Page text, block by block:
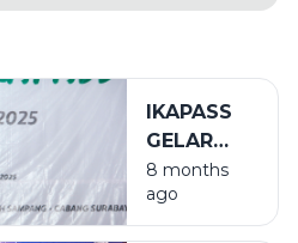
IKAPASS
GELAR
HARLAH
KE-42 DI
ALUN-
8 months
ago